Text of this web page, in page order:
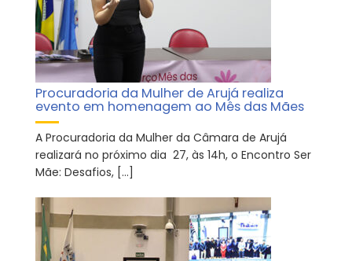
Procuradoria da Mulher de Arujá realiza
evento em homenagem ao Mês das Mães
A Procuradoria da Mulher da Câmara de Arujá
realizará no próximo dia 27, às 14h, o Encontro Ser
Mãe: Desafios, […]